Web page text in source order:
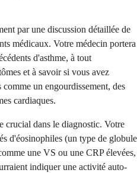
par une discussion détaillée de
médicaux. Votre médecin portera
d'asthme, à tout
et à savoir si vous avez
un engourdissement, des
cardiaques.
crucial dans le diagnostic. Votre
d'éosinophiles (un type de globule
une VS ou une CRP élevées,
indiquer une activité auto-